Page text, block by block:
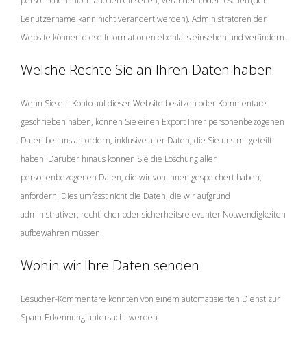
Benutzername kann nicht verändert werden). Administratoren der
Website können diese Informationen ebenfalls einsehen und verändern.
Welche Rechte Sie an Ihren Daten haben
Wenn Sie ein Konto auf dieser Website besitzen oder Kommentare
geschrieben haben, können Sie einen Export Ihrer personenbezogenen
Daten bei uns anfordern, inklusive aller Daten, die Sie uns mitgeteilt
haben. Darüber hinaus können Sie die Löschung aller
personenbezogenen Daten, die wir von Ihnen gespeichert haben,
anfordern. Dies umfasst nicht die Daten, die wir aufgrund
administrativer, rechtlicher oder sicherheitsrelevanter Notwendigkeiten
aufbewahren müssen.
Wohin wir Ihre Daten senden
Besucher-Kommentare könnten von einem automatisierten Dienst zur
Spam-Erkennung untersucht werden.